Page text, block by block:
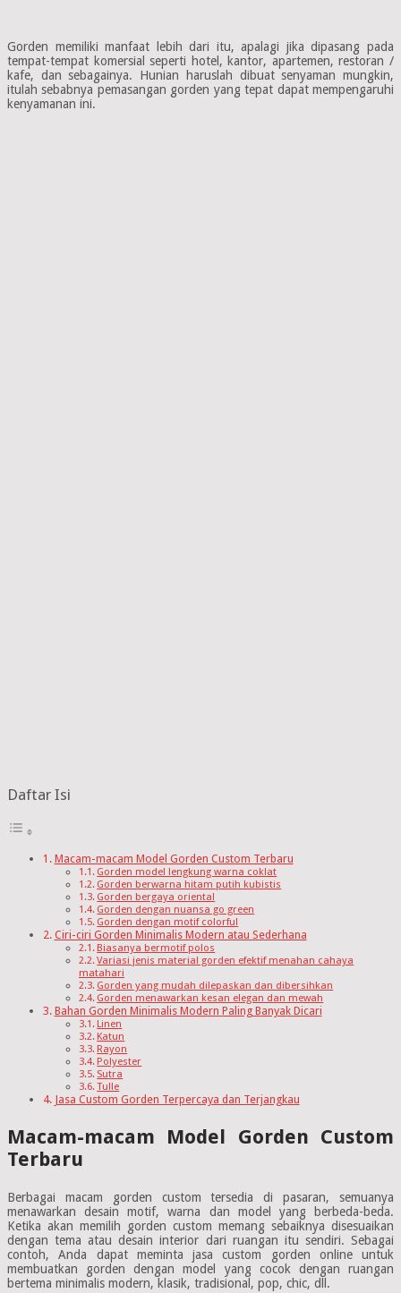
Gorden memiliki manfaat lebih dari itu, apalagi jika dipasang pada
tempat-tempat komersial seperti hotel, kantor, apartemen, restoran /
kafe, dan sebagainya. Hunian haruslah dibuat senyaman mungkin,
itulah sebabnya pemasangan gorden yang tepat dapat mempengaruhi
kenyamanan ini.
Daftar Isi
Macam-macam Model Gorden Custom Terbaru
Gorden model lengkung warna coklat
Gorden berwarna hitam putih kubistis
Gorden bergaya oriental
Gorden dengan nuansa go green
Gorden dengan motif colorful
Ciri-ciri Gorden Minimalis Modern atau Sederhana
Biasanya bermotif polos
Variasi jenis material gorden efektif menahan cahaya
matahari
Gorden yang mudah dilepaskan dan dibersihkan
Gorden menawarkan kesan elegan dan mewah
Bahan Gorden Minimalis Modern Paling Banyak Dicari
Linen
Katun
Rayon
Polyester
Sutra
Tulle
Jasa Custom Gorden Terpercaya dan Terjangkau
Macam-macam Model Gorden Custom
Terbaru
Berbagai macam gorden custom tersedia di pasaran, semuanya
menawarkan desain motif, warna dan model yang berbeda-beda.
Ketika akan memilih gorden custom memang sebaiknya disesuaikan
dengan tema atau desain interior dari ruangan itu sendiri. Sebagai
contoh, Anda dapat meminta jasa custom gorden online untuk
membuatkan gorden dengan model yang cocok dengan ruangan
bertema minimalis modern, klasik, tradisional, pop, chic, dll.